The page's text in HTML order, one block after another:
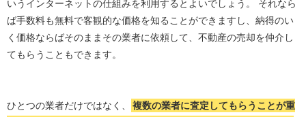
いうインターネットの仕組みを利用するとよいでしょう。 それなら
ば手数料も無料で客観的な価格を知ることができますし、納得のい
く価格ならばそのままその業者に依頼して、不動産の売却を仲介し
てもらうこともできます。
ひとつの業者だけではなく、
複数の業者に査定してもらうことが重